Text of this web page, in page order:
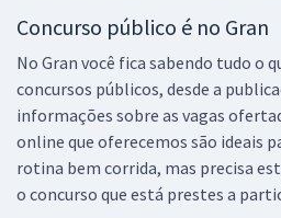
Concurso público é no Gran
No Gran você fica sabendo tudo o
concursos públicos, desde a
informações sobre as vagas
online que oferecemos são ideais
rotina bem corrida, mas precisa
o concurso que está prestes a